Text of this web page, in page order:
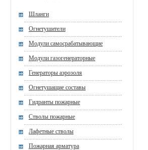
Шланги
Огнетушители
Модули самосрабатывающие
Модули газогенераторные
Генераторы аэрозоля
Огнетушащие составы
Гидранты пожарные
Стволы пожарные
Лафетные стволы
Пожарная арматура